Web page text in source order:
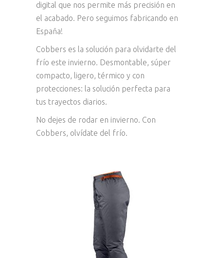
digital que nos permite más precisión en
el acabado. Pero seguimos fabricando en
España!
Cobbers es la solución para olvidarte del
frío este invierno. Desmontable, súper
compacto, ligero, térmico y con
protecciones: la solución perfecta para
tus trayectos diarios.
No dejes de rodar en invierno. Con
Cobbers, olvídate del frío.